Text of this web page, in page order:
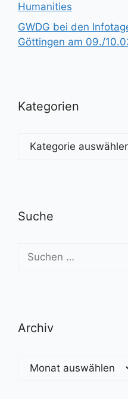
Humanities
GWDG bei den
Göttingen am 09./
Kategorien
Kategorien
Suche
nach:
Archiv
Archiv